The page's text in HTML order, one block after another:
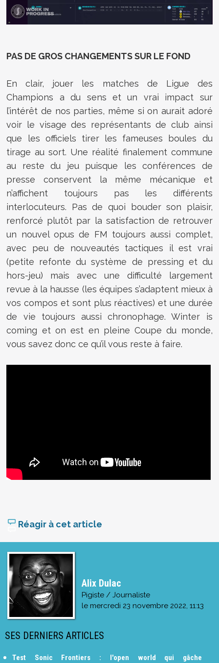
PAS DE GROS CHANGEMENTS SUR LE FOND
En clair, jouer les matches de Ligue des
Champions a du sens et un vrai impact sur
l’intérêt de nos parties, même si on aurait adoré
voir le visage des représentants de club ainsi
que les officiels tirer les fameuses boules du
tirage au sort. Une réalité finalement commune
au reste du jeu puisque les conférences de
presse conservent la même mécanique et
n’affichent toujours pas les différents
interlocuteurs. Pas de quoi bouder son plaisir,
renforcé plutôt par la satisfaction de retrouver
un nouvel opus de FM toujours aussi complet,
avec peu de nouveautés tactiques il est vrai
(petite refonte du système de pressing et du
hors-jeu) mais avec une difficulté largement
revue à la hausse (les équipes s’adaptent mieux à
vos compos et sont plus réactives) et une durée
de vie toujours aussi chronophage. Winter is
coming et on est en pleine Coupe du monde,
vous savez donc ce qu’il vous reste à faire.
Réagir à cet article
Alix Dulac
Pigiste / Journaliste
le mercredi 23 novembre 2022, 11:13
SES DERNIERS ARTICLES
Test Sonic Frontiers : l'open world qui gâche